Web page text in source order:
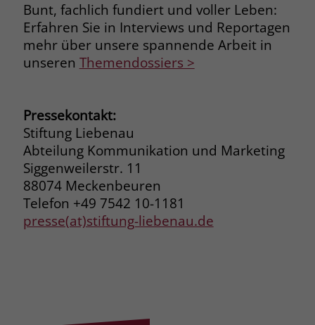
Bunt, fachlich fundiert und voller Leben:
Erfahren Sie in Interviews und Reportagen
mehr über unsere spannende Arbeit in
unseren Themendossiers >
Pressekontakt:
Stiftung Liebenau
Abteilung Kommunikation und Marketing
Siggenweilerstr. 11
88074 Meckenbeuren
Telefon +49 7542 10-1181
presse(at)stiftung-liebenau.de